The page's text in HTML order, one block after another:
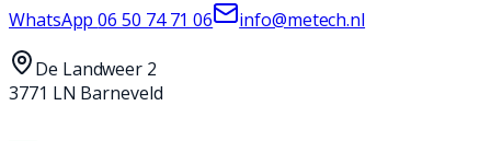
WhatsApp06 50 74 71 06 info@metech.nl
De Landweer 2
3771 LN Barneveld